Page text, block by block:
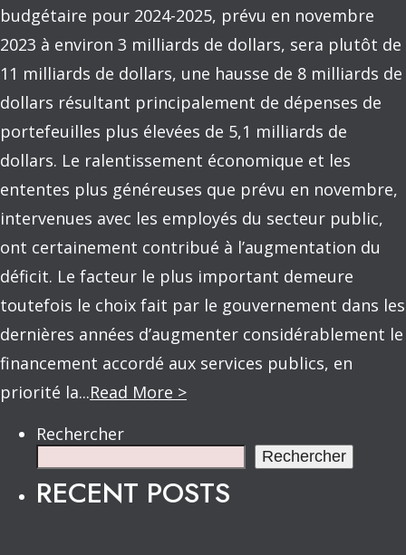
budgétaire pour 2024-2025, prévu en novembre
2023 à environ 3 milliards de dollars, sera plutôt de
11 milliards de dollars, une hausse de 8 milliards de
dollars résultant principalement de dépenses de
portefeuilles plus élevées de 5,1 milliards de
dollars. Le ralentissement économique et les
ententes plus généreuses que prévu en novembre,
intervenues avec les employés du secteur public,
ont certainement contribué à l’augmentation du
déficit. Le facteur le plus important demeure
toutefois le choix fait par le gouvernement dans les
dernières années d’augmenter considérablement le
financement accordé aux services publics, en
priorité la...Read More >
Rechercher
Rechercher
RECENT POSTS